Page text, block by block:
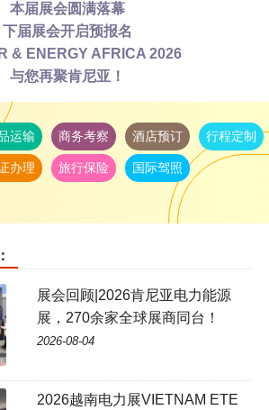
本届展会圆满落幕
下届展会开启预报名
& ENERGY AFRICA 2026
与您再聚肯尼亚！
运输 商务考察 酒店预订 行程定制
办理 旅行保险 国际驾照
展会回顾|2026肯尼亚电力能源
展，270余家全球展商同台！
2026-08-04
2026越南电力展VIETNAM ETE